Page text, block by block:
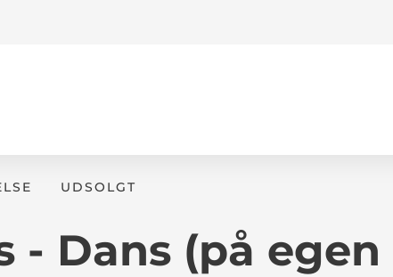
UDSOLGT
- Dans (på egen